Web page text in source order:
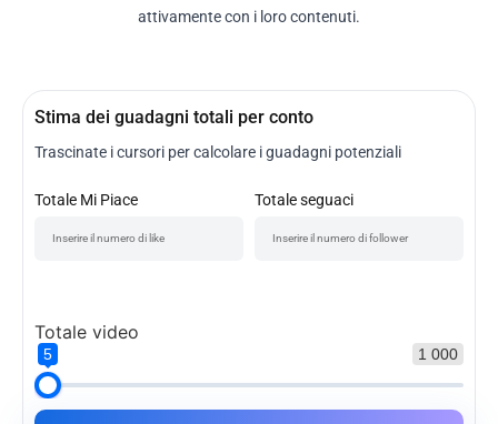
attivamente con i loro contenuti.
Stima dei guadagni totali per conto
Trascinate i cursori per calcolare i guadagni potenziali
Totale Mi Piace Totale seguaci
Totale video
1 000
5